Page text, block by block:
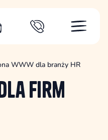
WWW dla branży HR
firm